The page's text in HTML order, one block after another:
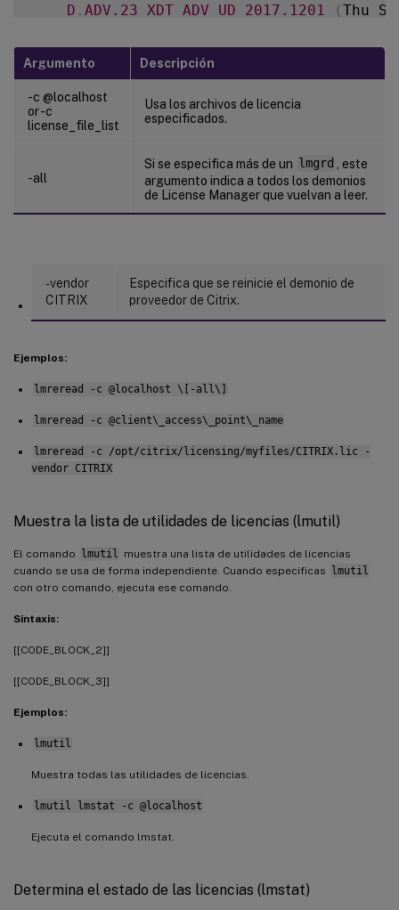
D . ADV .23 XDT_ADV_UD 2017.1201 (Thu
D01 XDT_PLT_UD 2017.1201 (Tue Sep 12
-
  udadmin
list
-
  udadmin
f XDT_ENT_UD -device dn01.
Argumento Descripción
-c @localhost
or -c
license_file_list
Usa los archivos de licencia
especificados.
-all
Si se especifica más de un lmgrd
, este
argumento indica a todos los demonios
de License Manager que vuelvan a leer.
-vendor
CITRIX
Especifica que se reinicie el demonio de
proveedor de Citrix.
Ejemplos:
lmreread -c @localhost \[-all\]
lmreread -c @client\_access\_point\_name
lmreread -c /opt/citrix/licensing/myfiles/CITRIX.lic -
vendor CITRIX
Muestra la lista de utilidades de licencias (lmutil)
El comando lmutil
muestra una lista de utilidades de licencias
cuando se usa de forma independiente. Cuando especificas lmutil
con otro comando, ejecuta ese comando.
Sintaxis:
[[CODE_BLOCK_2]]
[[CODE_BLOCK_3]]
Ejemplos:
lmutil
Muestra todas las utilidades de licencias.
lmutil lmstat -c @localhost
Ejecuta el comando lmstat.
Determina el estado de las licencias (lmstat)